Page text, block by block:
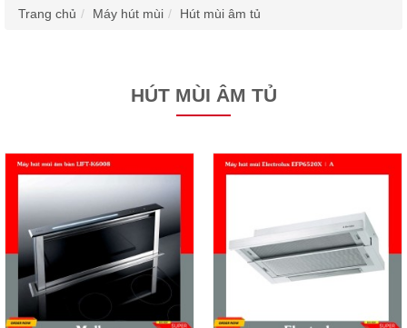
Trang chủ Máy hút mùi Hút mùi âm tủ
HÚT MÙI ÂM TỦ